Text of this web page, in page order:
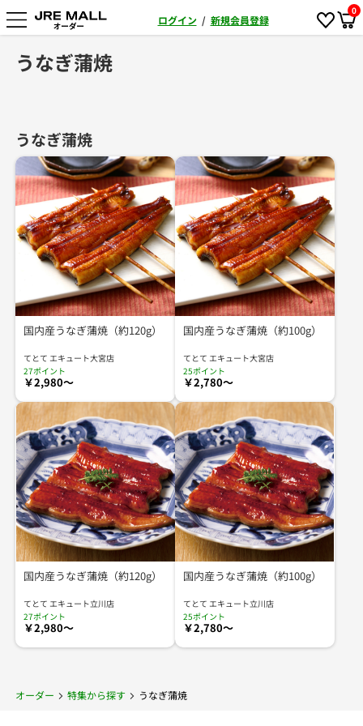
ログイン / 新規会員登録
0
うなぎ蒲焼
うなぎ蒲焼
国内産うなぎ蒲焼（約120g）
てとて エキュート大宮店
27ポイント
￥2,980～
国内産うなぎ蒲焼（約100g）
てとて エキュート大宮店
25ポイント
￥2,780～
国内産うなぎ蒲焼（約120g）
てとて エキュート立川店
27ポイント
￥2,980～
国内産うなぎ蒲焼（約100g）
てとて エキュート立川店
25ポイント
￥2,780～
オーダー 特集から探す うなぎ蒲焼